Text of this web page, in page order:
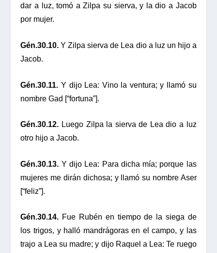
dar a luz, tomó a Zilpa su sierva, y la dio a Jacob
por mujer.
Gén.30.10. Y Zilpa sierva de Lea dio a luz un hijo a
Jacob.
Gén.30.11. Y dijo Lea: Vino la ventura; y llamó su
nombre Gad [“fortuna”].
Gén.30.12. Luego Zilpa la sierva de Lea dio a luz
otro hijo a Jacob.
Gén.30.13. Y dijo Lea: Para dicha mía; porque las
mujeres me dirán dichosa; y llamó su nombre Aser
[“feliz”].
Gén.30.14. Fue Rubén en tiempo de la siega de
los trigos, y halló mandrágoras en el campo, y las
trajo a Lea su madre; y dijo Raquel a Lea: Te ruego